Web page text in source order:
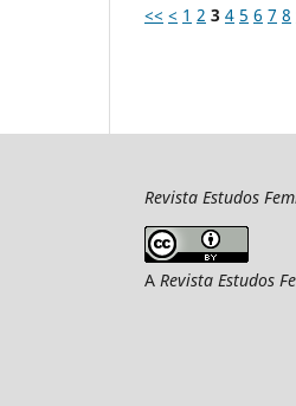
<< < 1 2 3 4 5 6 7 8
Revista Estudos
A Revista Estudos